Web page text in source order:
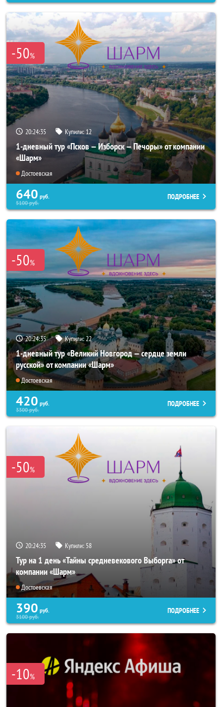
-50%
20:24:34 Купили: 12
1-дневный тур «Псков — Изборск — Печоры» от компании
«Шарм»
Достоевская
640 руб.
5100руб.
ПОДРОБНЕЕ
-50%
20:24:34 Купили: 22
1-дневный тур «Великий Новгород — сердце земли
русской» от компании «Шарм»
Достоевская
420 руб.
3300руб.
ПОДРОБНЕЕ
-50%
20:24:34 Купили: 58
Тур на 1 день «Тайны средневекового Выборга» от
компании «Шарм»
Достоевская
390 руб.
3100руб.
ПОДРОБНЕЕ
-10%